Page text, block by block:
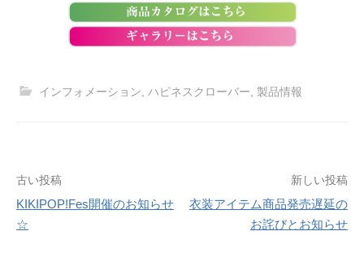
インフォメーション ハピネスクローバー 製品情報
投
稿
古い投稿
KIKIPOP!Fes開催のお知らせ
☆
新しい投稿
衣装アイテム商品発売遅延の
お詫びとお知らせ